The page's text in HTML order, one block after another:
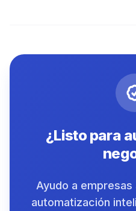
¿Listo para
Ayudo a
automatización